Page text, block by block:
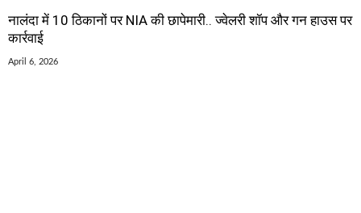
नालंदा में 10 ठिकानों पर NIA की छापेमारी.. ज्वेलरी शॉप और गन हाउस पर
कार्रवाई
April 6, 2026